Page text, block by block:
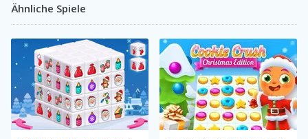
Ähnliche Spiele